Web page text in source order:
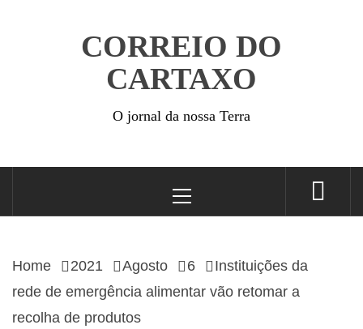
CORREIO DO
CARTAXO
O jornal da nossa Terra
Menu
Home 2021 Agosto 6
Instituições da
rede de emergência alimentar vão retomar a
recolha de produtos